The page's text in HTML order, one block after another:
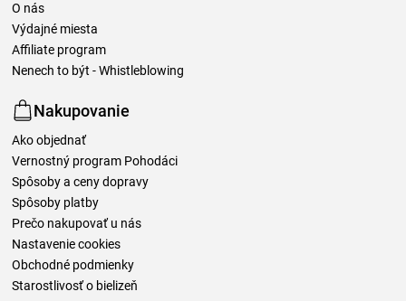
O nás
Výdajné miesta
Affiliate program
Nenech to být - Whistleblowing
Nakupovanie
Ako objednať
Vernostný program Pohodáci
Spôsoby a ceny dopravy
Spôsoby platby
Prečo nakupovať u nás
Nastavenie cookies
Obchodné podmienky
Starostlivosť o bielizeň